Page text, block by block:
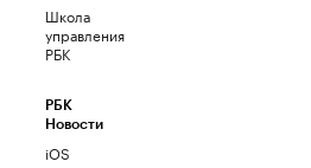
Школа
управления
РБК
РБК
Новости
iOS